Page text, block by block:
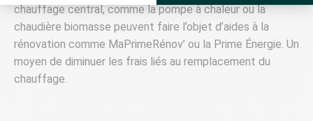
chauffage central, comme la pompe à chaleur ou la
chaudière biomasse peuvent faire l’objet d’aides à la
rénovation comme MaPrimeRénov’ ou la Prime Énergie. Un
moyen de diminuer les frais liés au remplacement du
chauffage.